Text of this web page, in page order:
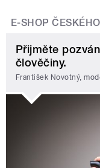
E-SHOP
Přijměte
člověčiny.
František Novotný,